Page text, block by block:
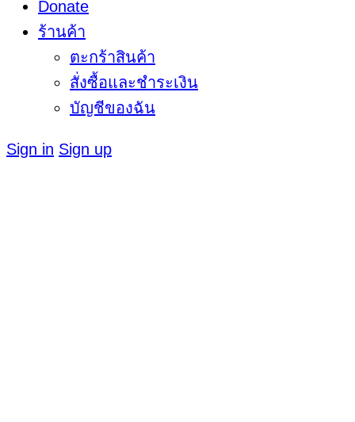
Donate
ร้านค้า
ตะกร้าสินค้า
สั่งซื้อและชำระเงิน
บัญชีของฉัน
Sign in Sign up